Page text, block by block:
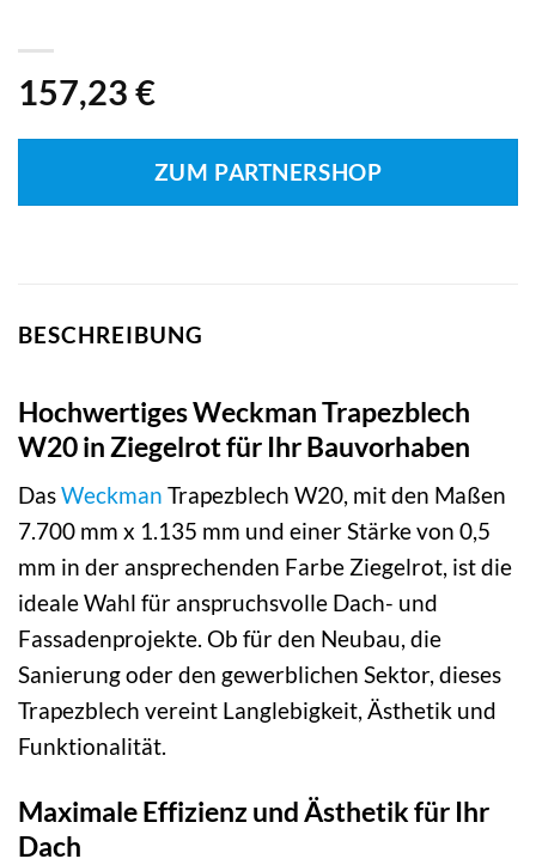
157,23 €
ZUM PARTNERSHOP
BESCHREIBUNG
Hochwertiges Weckman Trapezblech
W20 in Ziegelrot für Ihr Bauvorhaben
DasWeckman Trapezblech W20, mit den Maßen
7.700 mm x 1.135 mm und einer Stärke von 0,5
mm in der ansprechenden Farbe Ziegelrot, ist die
ideale Wahl für anspruchsvolle Dach- und
Fassadenprojekte. Ob für den Neubau, die
Sanierung oder den gewerblichen Sektor, dieses
Trapezblech vereint Langlebigkeit, Ästhetik und
Funktionalität.
Maximale Effizienz und Ästhetik für Ihr
Dach